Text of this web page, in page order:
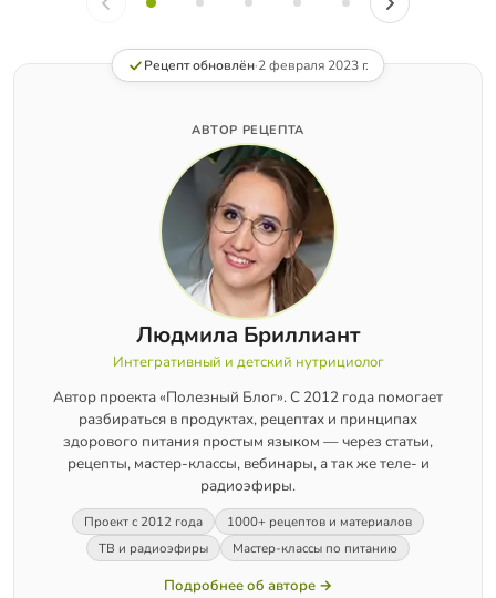
Рецепт обновлён·2 февраля 2023 г.
АВТОР РЕЦЕПТА
Людмила Бриллиант
Интегративный и детский нутрициолог
Автор проекта «Полезный Блог». С 2012 года помогает
разбираться в продуктах, рецептах и принципах
здорового питания простым языком — через статьи,
рецепты, мастер-классы, вебинары, а так же теле- и
радиоэфиры.
Проект с 2012 года
1000+ рецептов и материалов
ТВ и радиоэфиры
Мастер-классы по питанию
Подробнее об авторе →